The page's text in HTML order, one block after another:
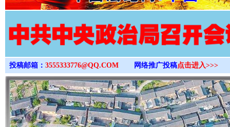
投稿邮箱： 3555333776@QQ.COM 网络推广投稿点击进入>>>